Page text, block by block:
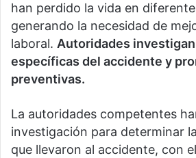
han perdido la vida en
generando la necesidad de
laboral. Autoridades
específicas del accidente y
preventivas.
La autoridades competentes
investigación para determinar
que llevaron al accidente, con